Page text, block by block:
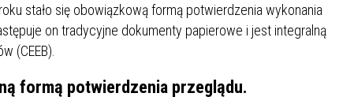
stało się obowiązkową formą potwierdzenia wykonania
on tradycyjne dokumenty papierowe i jest integralną
(CEEB).
formą potwierdzenia przeglądu.